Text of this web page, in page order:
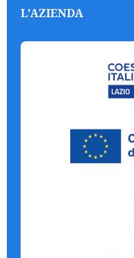
L'AZIENDA